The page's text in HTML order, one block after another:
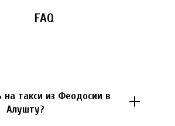
FAQ
на такси из Феодосии в
Алушту?